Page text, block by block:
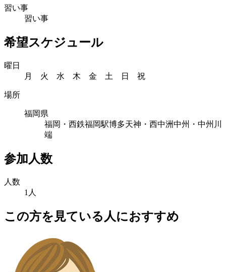
習い事
習い事
希望スケジュール
曜日
月 火 水 木 金 土 日 祝
場所
福岡県
福岡・西鉄福岡駅博多天神・西中洲中州・中州川
端
参加人数
人数
1人
この方を見ている人におすすめ